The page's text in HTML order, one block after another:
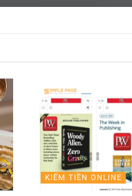
KIẾM TIỀN ONLINE